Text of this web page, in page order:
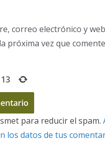
correo electrónico y
próxima vez que
13
para reducir el spam.
los datos de tus